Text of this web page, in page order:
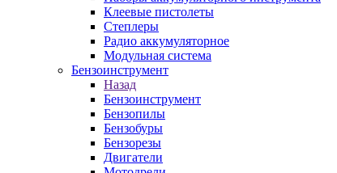
Клеевые пистолеты
Степлеры
Радио аккумуляторное
Модульная система
Бензоинструмент
Назад
Бензоинструмент
Бензопилы
Бензобуры
Бензорезы
Двигатели